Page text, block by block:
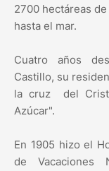
2700 hectáreas
hasta el mar.
Cuatro años
Castillo, su
la cruz del
Azúcar".
En 1905 hizo el
de